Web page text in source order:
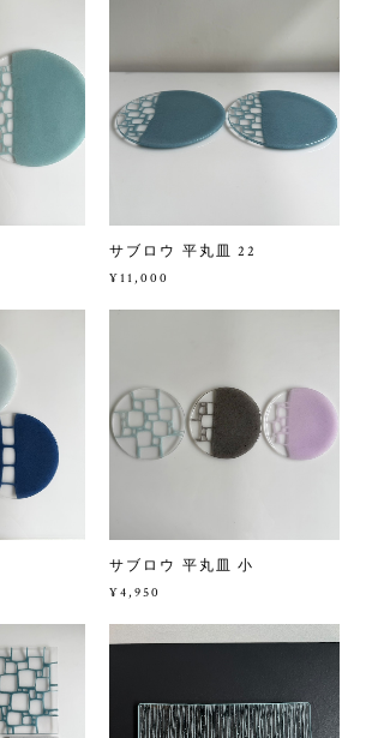
サブロウ 平丸皿 22
¥11,000
サブロウ 平丸皿 小
¥4,950